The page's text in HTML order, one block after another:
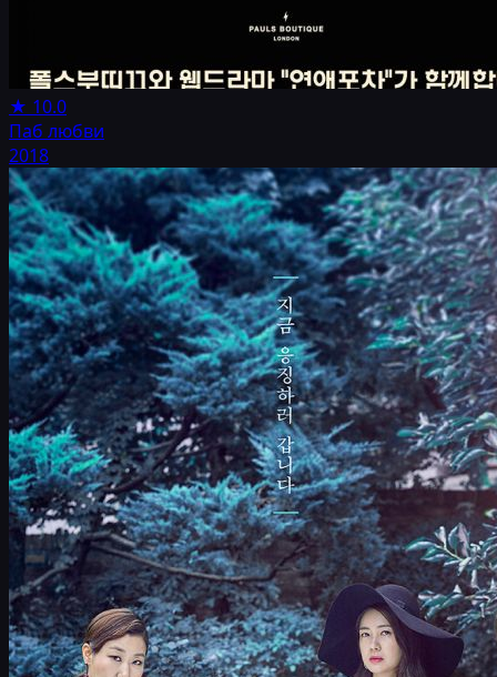
★ 10.0
Паб любви
2018